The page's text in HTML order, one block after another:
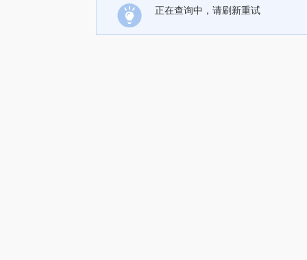
正在查询中，请刷新重试